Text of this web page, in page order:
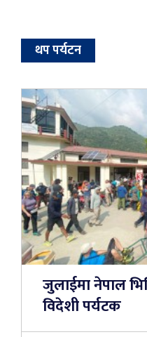
थप पर्यटन
जुलाईमा नेपाल
विदेशी पर्यटक